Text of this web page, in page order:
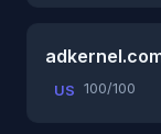
US 100/100